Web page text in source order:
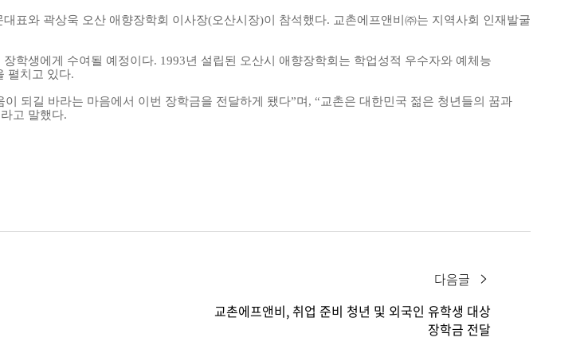
표와 곽상욱 오산 애향장학회 이사장(오산시장)이 참석했다. 교촌에프앤비㈜는 지역사회 인재발굴
학생에게 수여될 예정이다. 1993년 설립된 오산시 애향장학회는 학업성적 우수자와 예체능
펼치고 있다.
되길 바라는 마음에서 이번 장학금을 전달하게 됐다”며, “교촌은 대한민국 젊은 청년들의 꿈과
고 말했다.
다음글
교촌에프앤비, 취업 준비 청년 및 외국인 유학생 대상
장학금 전달